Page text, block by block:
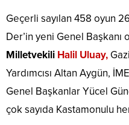
Geçerli sayılan 458 oyun
Der’in yeni Genel Başkanı
Milletvekili Halil Uluay,
Yardımcısı Altan Aygün,
Genel Başkanlar Yücel
çok sayıda Kastamonulu